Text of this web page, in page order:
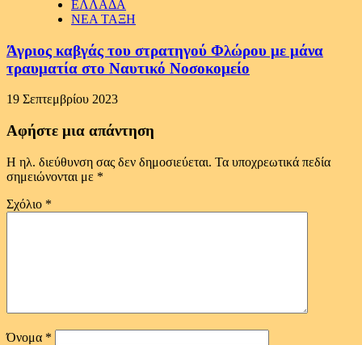
ΕΛΛΑΔΑ
ΝΕΑ ΤΑΞΗ
Άγριος καβγάς του στρατηγού Φλώρου με μάνα
τραυματία στο Ναυτικό Νοσοκομείο
19 Σεπτεμβρίου 2023
Αφήστε μια απάντηση
Η ηλ. διεύθυνση σας δεν δημοσιεύεται. Τα υποχρεωτικά πεδία
σημειώνονται με *
Σχόλιο *
Όνομα *